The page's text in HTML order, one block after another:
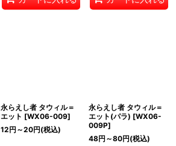
永らえし者 タウィル＝
エット [WX06-009]
12円 ～20円(税込)
永らえし者 タウィル＝
エット(パラ) [WX06-
009P]
48円 ～80円(税込)